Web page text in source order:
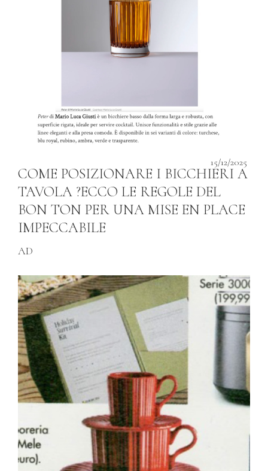
15/12/2025
COME POSIZIONARE I BICCHIERI A
TAVOLA ?ECCO LE REGOLE DEL
BON TON PER UNA MISE EN PLACE
IMPECCABILE
AD